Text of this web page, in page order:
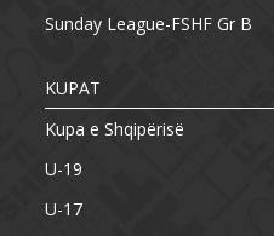
Sunday League-FSHF Gr B
KUPAT
Kupa e Shqipërisë
U-19
U-17